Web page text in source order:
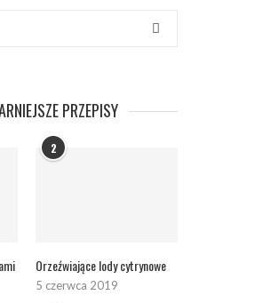
PRZEPISY
2
Orzeźwiające lody cytrynowe
5 czerwca 2019